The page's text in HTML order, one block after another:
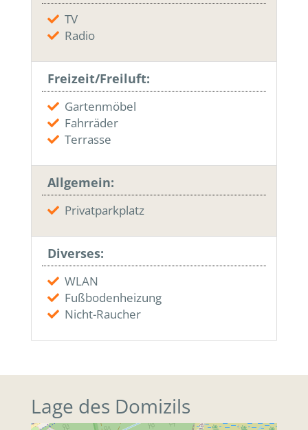
TV
Radio
Freizeit/Freiluft:
Gartenmöbel
Fahrräder
Terrasse
Allgemein:
Privatparkplatz
Diverses:
WLAN
Fußbodenheizung
Nicht-Raucher
Lage des Domizils